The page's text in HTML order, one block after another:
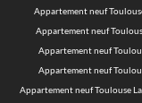
Appartement neuf
Appartement neuf
Appartement neuf
Appartement neuf
Appartement neuf Toulouse